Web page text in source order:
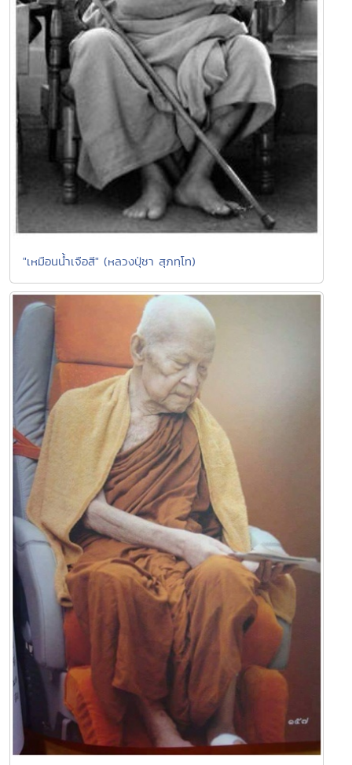
"เหมือนน้ำเจือสี" (หลวงปุ่ชา สุภทฺโท)